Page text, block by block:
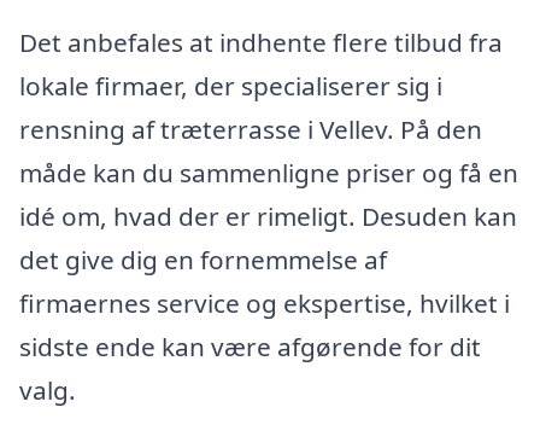
Det anbefales at indhente flere tilbud fra
lokale firmaer, der specialiserer sig i
rensning af træterrasse i Vellev. På den
måde kan du sammenligne priser og få en
idé om, hvad der er rimeligt. Desuden kan
det give dig en fornemmelse af
firmaernes service og ekspertise, hvilket i
sidste ende kan være afgørende for dit
valg.